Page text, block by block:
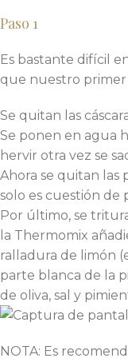
Paso 1
Es bastante difícil
que nuestro primer
Se quitan las
Se ponen en agua
hervir otra vez se
Ahora se quitan las
solo es cuestión de
Por último, se
la Thermomix
ralladura de limón
parte blanca de la
de oliva, sal y
NOTA: Es